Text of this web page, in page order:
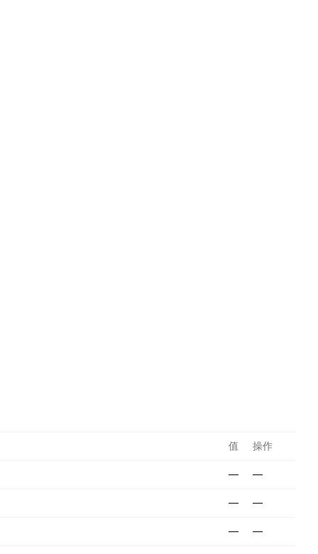
值 操作
— —
— —
— —